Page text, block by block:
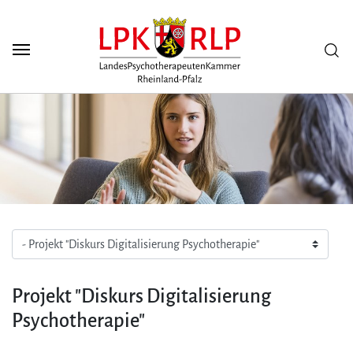
Projekt "Diskurs Digitalisierung
Psychotherapie"